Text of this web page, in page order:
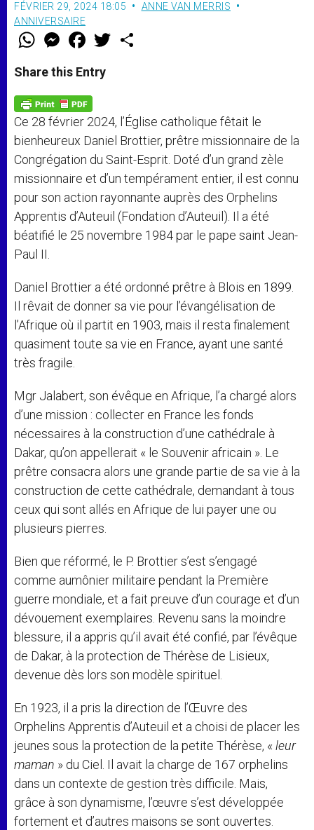
FÉVRIER 29, 2024 18:05
ANNE VAN MERRIS
ANNIVERSAIRE
W
t
s
p
p
M
e
s
e
g
e
r
F
a
e
b
o
k
w
Share this Entry
Ce 28 février 2024, l’Église catholique fêtait le
bienheureux Daniel Brottier, prêtre missionnaire de la
Congrégation du Saint-Esprit. Doté d’un grand zèle
missionnaire et d’un tempérament entier, il est connu
pour son action rayonnante auprès des Orphelins
Apprentis d’Auteuil (Fondation d’Auteuil). Il a été
béatifié le 25 novembre 1984 par le pape saint Jean-
Paul II.
Daniel Brottier a été ordonné prêtre à Blois en 1899.
Il rêvait de donner sa vie pour l’évangélisation de
l’Afrique où il partit en 1903, mais il resta finalement
quasiment toute sa vie en France, ayant une santé
très fragile.
Mgr Jalabert, son évêque en Afrique, l’a chargé alors
d’une mission : collecter en France les fonds
nécessaires à la construction d’une cathédrale à
Dakar, qu’on appellerait « le Souvenir africain ». Le
prêtre consacra alors une grande partie de sa vie à la
construction de cette cathédrale, demandant à tous
ceux qui sont allés en Afrique de lui payer une ou
plusieurs pierres.
Bien que réformé, le P. Brottier s’est s’engagé
comme aumônier militaire pendant la Première
guerre mondiale, et a fait preuve d’un courage et d’un
dévouement exemplaires. Revenu sans la moindre
blessure, il a appris qu’il avait été confié, par l’évêque
de Dakar, à la protection de Thérèse de Lisieux,
devenue dès lors son modèle spirituel.
En 1923, il a pris la direction de l’Œuvre des
Orphelins Apprentis d’Auteuil et a choisi de placer les
jeunes sous la protection de la petite Thérèse, « leur
maman » du Ciel. Il avait la charge de 167 orphelins
dans un contexte de gestion très difficile. Mais,
grâce à son dynamisme, l’œuvre s’est développée
fortement et d’autres maisons se sont ouvertes.